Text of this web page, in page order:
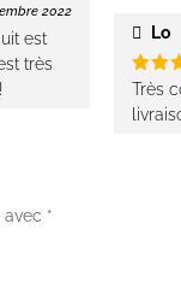
2022
est
très
Lo
Note
sur
Très
avec *